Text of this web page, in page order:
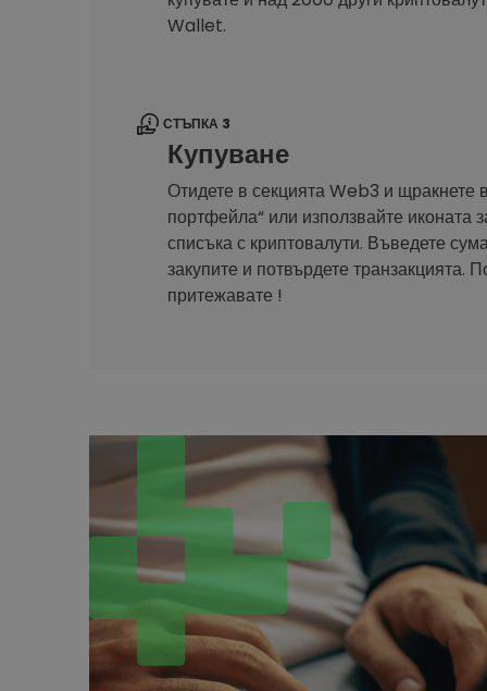
Wallet.
СТЪПКА 3
Купуване
Отидете в секцията Web3 и щракнете
портфейла“ или използвайте иконата
списъка с криптовалути. Въведете
закупите и потвърдете транзакцията.
притежавате !